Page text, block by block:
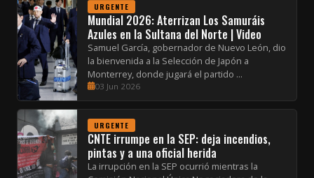
URGENTE
Mundial 2026: Aterrizan Los Samuráis
Azules en la Sultana del Norte | Video
Samuel García, gobernador de Nuevo León, dio
la bienvenida a la Selección de Japón a
Monterrey, donde jugará el partido ...
03 Jun 2026
URGENTE
CNTE irrumpe en la SEP: deja incendios,
pintas y a una oficial herida
La irrupción en la SEP ocurrió mientras la